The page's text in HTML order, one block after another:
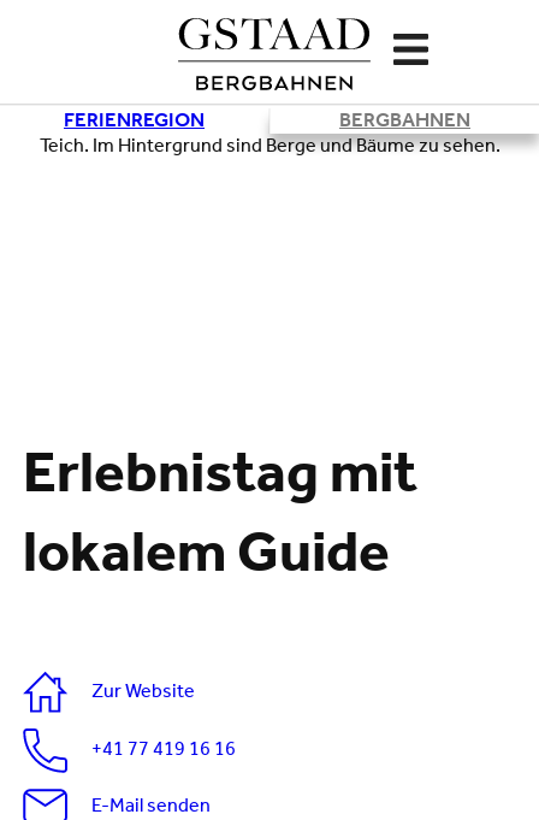
FERIENREGION BERGBAHNEN
Lade
Erlebnistag mit
lokalem Guide
Zur Website
+41 77 419 16 16
E-Mail senden